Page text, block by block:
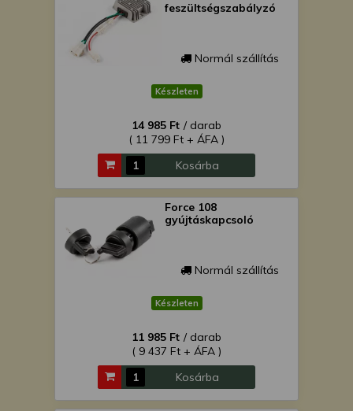
feszültségszabályzó
Normál szállítás
Készleten
14 985 Ft / darab
( 11 799 Ft + ÁFA )
Kosárba
Force 108
gyújtáskapcsoló
Normál szállítás
Készleten
11 985 Ft / darab
( 9 437 Ft + ÁFA )
Kosárba